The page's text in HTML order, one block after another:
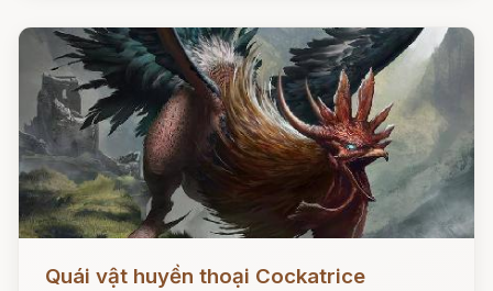
Quái vật huyền thoại Cockatrice